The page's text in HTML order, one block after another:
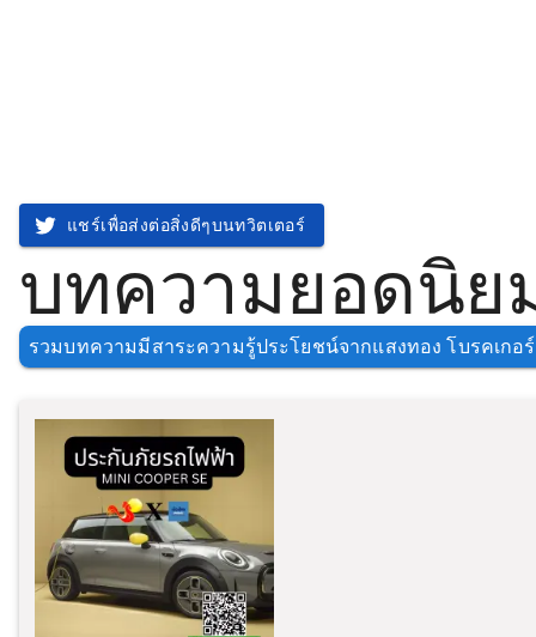
แชร์เพื่อส่งต่อสิ่งดีๆบนทวิตเตอร์
บทความยอดนิ
รวมบทความมีสาระความรู้ประโยชน์จากแสงทอง โบรคเกอร์